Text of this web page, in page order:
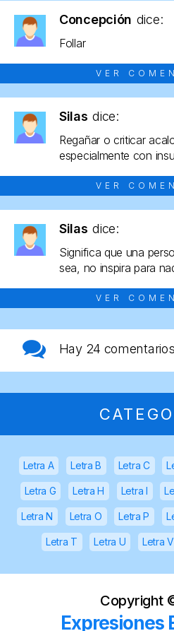
Concepción dice:
Follar
VER
Silas dice:
Regañar o criticar
especialmente con
VER
Silas dice:
Significa que una
sea, no inspira para
VER
Hay 24 comentarios
Letra A Letra B Letra C
Letra G Letra H Letra I
Letra N Letra O Letra P
Letra T Letra U Letra V
Copyright
Expresiones